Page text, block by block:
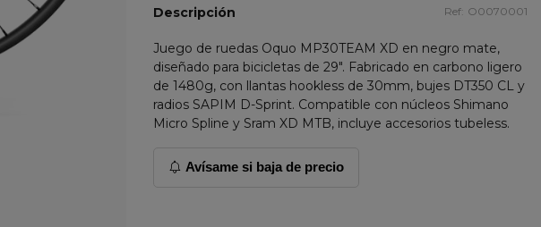
Descripción Ref: O0070001
Juego de ruedas Oquo MP30TEAM XD en negro mate,
diseñado para bicicletas de 29". Fabricado en carbono ligero
de 1480g, con llantas hookless de 30mm, bujes DT350 CL y
radios SAPIM D-Sprint. Compatible con núcleos Shimano
Micro Spline y Sram XD MTB, incluye accesorios tubeless.
Avísame si baja de precio